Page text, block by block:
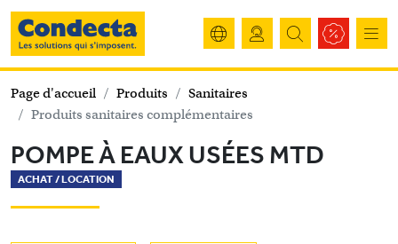
Page d'accueil Produits
Sanitaires
Produits sanitaires complémentaires
POMPE À EAUX USÉES MTD
ACHAT /LOCATION